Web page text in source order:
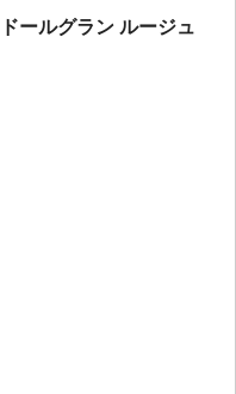
ールグラン ルージュ